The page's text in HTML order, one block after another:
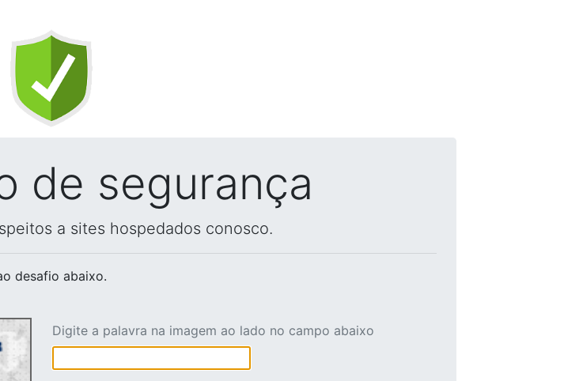
de segurança
a sites hospedados conosco.
desafio abaixo.
Digite a palavra na imagem ao lado no campo abaixo